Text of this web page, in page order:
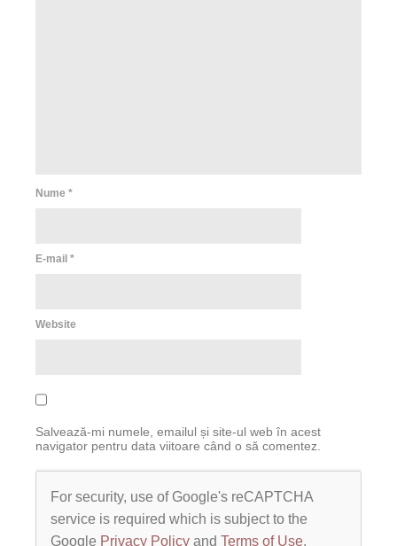
Nume *
E-mail *
Website
Salvează-mi numele, emailul și site-ul web în acest
navigator pentru data viitoare când o să comentez.
For security, use of Google's reCAPTCHA
service is required which is subject to the
Google Privacy Policy and Terms of Use.